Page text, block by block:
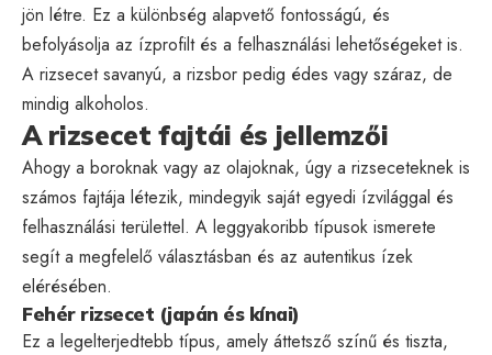
jön létre. Ez a különbség alapvető fontosságú, és
befolyásolja az ízprofilt és a felhasználási lehetőségeket is.
A rizsecet savanyú, a rizsbor pedig édes vagy száraz, de
mindig alkoholos.
A rizsecet fajtái és jellemzői
Ahogy a boroknak vagy az olajoknak, úgy a rizseceteknek is
számos fajtája létezik, mindegyik saját egyedi ízvilággal és
felhasználási területtel. A leggyakoribb típusok ismerete
segít a megfelelő választásban és az autentikus ízek
elérésében.
Fehér rizsecet (japán és kínai)
Ez a legelterjedtebb típus, amely áttetsző színű és tiszta,